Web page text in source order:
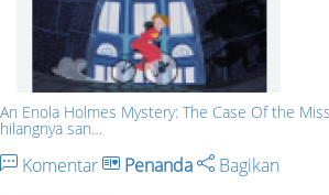
An Enola Holmes Mystery: The Case Of the
hilangnya san…
Komentar Penanda Bagikan